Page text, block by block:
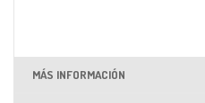
MÁS INFORMACIÓN